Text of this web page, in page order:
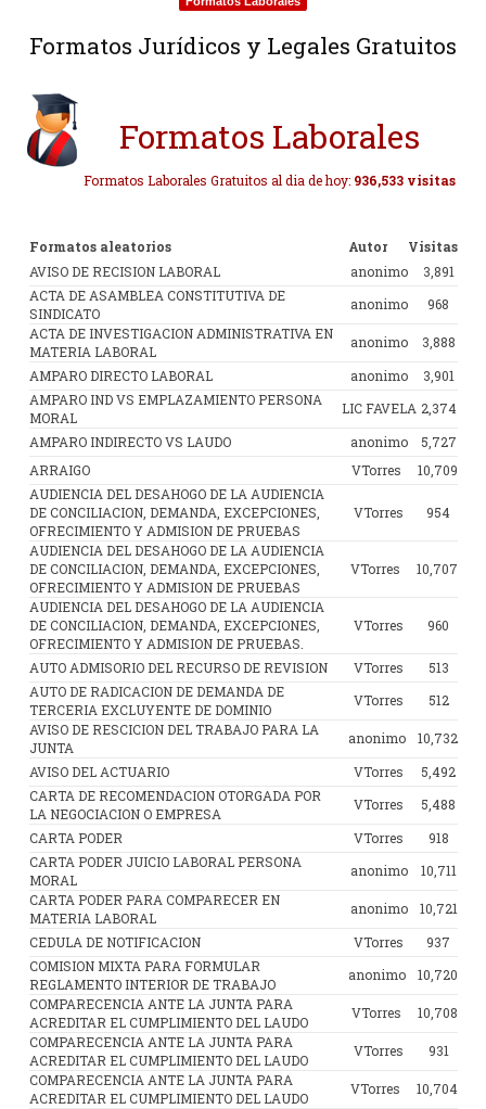
Formatos Jurídicos y Legales Gratuitos
Formatos Laborales
Formatos Laborales Gratuitos al dia de hoy: 936,533 visitas
Formatos aleatorios Autor
Visitas
AVISO DE RECISION LABORAL
anonimo
3,891
ACTA DE ASAMBLEA CONSTITUTIVA DE
SINDICATO
anonimo
968
ACTA DE INVESTIGACION ADMINISTRATIVA EN
MATERIA LABORAL
anonimo
3,888
AMPARO DIRECTO LABORAL
anonimo
3,901
AMPARO IND VS EMPLAZAMIENTO PERSONA
MORAL
LIC FAVELA 2,374
AMPARO INDIRECTO VS LAUDO
anonimo
5,727
ARRAIGO
VTorres
10,709
AUDIENCIA DEL DESAHOGO DE LA AUDIENCIA
DE CONCILIACION, DEMANDA, EXCEPCIONES,
OFRECIMIENTO Y ADMISION DE PRUEBAS
VTorres 954
AUDIENCIA DEL DESAHOGO DE LA AUDIENCIA
DE CONCILIACION, DEMANDA, EXCEPCIONES,
OFRECIMIENTO Y ADMISION DE PRUEBAS
VTorres 10,707
AUDIENCIA DEL DESAHOGO DE LA AUDIENCIA
DE CONCILIACION, DEMANDA, EXCEPCIONES,
OFRECIMIENTO Y ADMISION DE PRUEBAS.
VTorres 960
AUTO ADMISORIO DEL RECURSO DE REVISION VTorres
513
AUTO DE RADICACION DE DEMANDA DE
TERCERIA EXCLUYENTE DE DOMINIO
VTorres
512
AVISO DE RESCICION DEL TRABAJO PARA LA
JUNTA
anonimo
10,732
AVISO DEL ACTUARIO
VTorres
5,492
CARTA DE RECOMENDACION OTORGADA POR
LA NEGOCIACION O EMPRESA
VTorres
5,488
CARTA PODER
VTorres
918
CARTA PODER JUICIO LABORAL PERSONA
MORAL
anonimo
10,711
CARTA PODER PARA COMPARECER EN
MATERIA LABORAL
anonimo
10,721
CEDULA DE NOTIFICACION
VTorres
937
COMISION MIXTA PARA FORMULAR
REGLAMENTO INTERIOR DE TRABAJO
anonimo
10,720
COMPARECENCIA ANTE LA JUNTA PARA
ACREDITAR EL CUMPLIMIENTO DEL LAUDO
VTorres
10,708
COMPARECENCIA ANTE LA JUNTA PARA
ACREDITAR EL CUMPLIMIENTO DEL LAUDO
VTorres
931
COMPARECENCIA ANTE LA JUNTA PARA
ACREDITAR EL CUMPLIMIENTO DEL LAUDO
VTorres
10,704